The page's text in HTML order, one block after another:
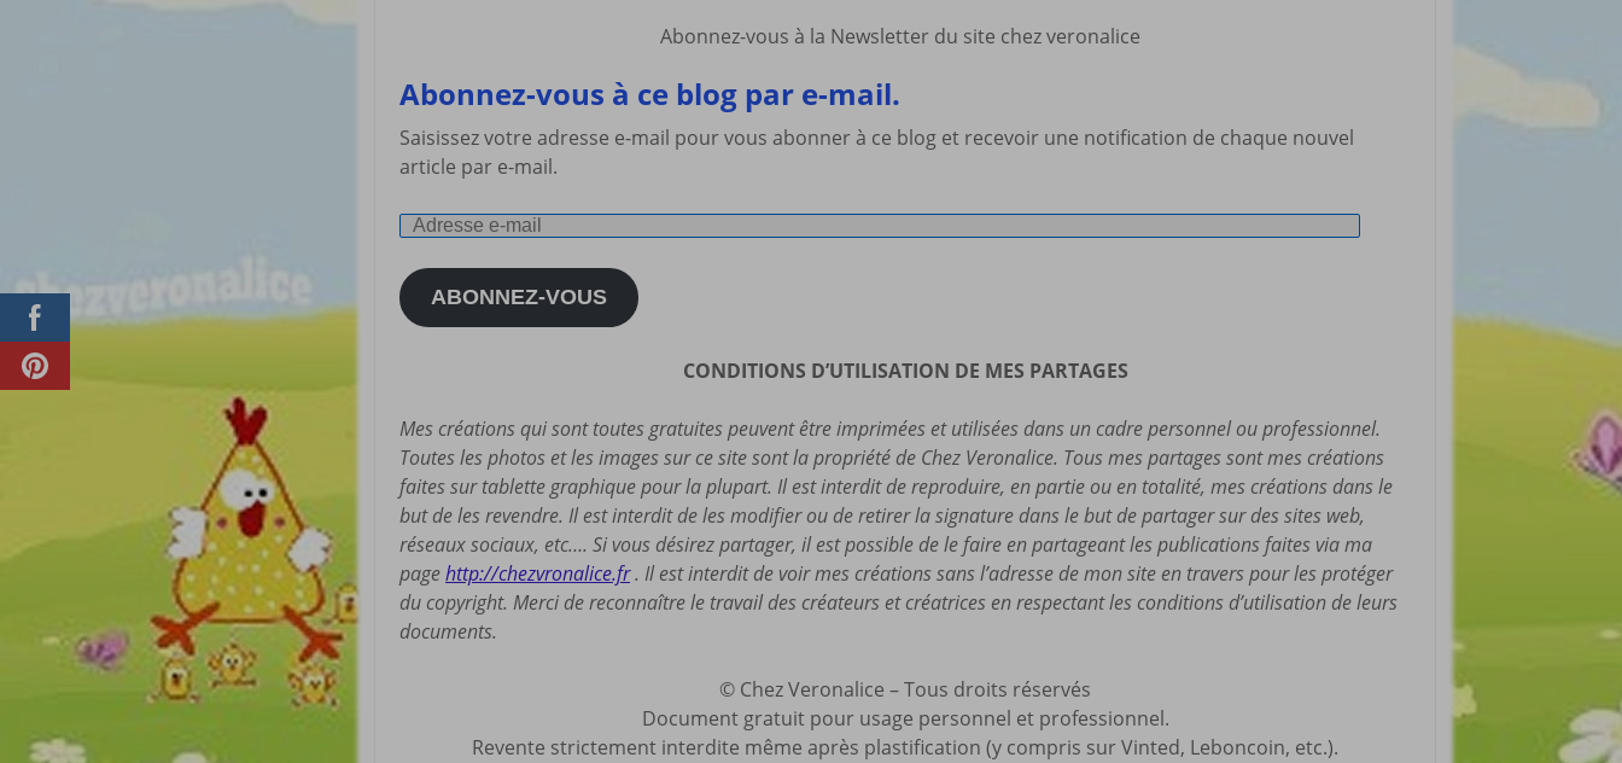
Abonnez-vous à la Newsletter du site chez veronalice
Abonnez-vous à ce blog par e-mail.
Saisissez votre adresse e-mail pour vous abonner à ce blog et recevoir une notification de chaque nouvel
article par e-mail.
Adresse
mail
ABONNEZ-VOUS
CONDITIONS D’UTILISATION DE MES PARTAGES
Mes créations qui sont toutes gratuites peuvent être imprimées et utilisées dans un cadre personnel ou professionnel.
Toutes les photos et les images sur ce site sont la propriété de Chez Veronalice. Tous mes partages sont mes créations
faites sur tablette graphique pour la plupart. Il est interdit de reproduire, en partie ou en totalité, mes créations dans le
but de les revendre. Il est interdit de les modifier ou de retirer la signature dans le but de partager sur des sites web,
réseaux sociaux, etc…. Si vous désirez partager, il est possible de le faire en partageant les publications faites via ma
pagehttp://chezvronalice.fr. Il est interdit de voir mes créations sans l’adresse de mon site en travers pour les protéger
du copyright. Merci de reconnaître le travail des créateurs et créatrices en respectant les conditions d’utilisation de leurs
documents.
© Chez Veronalice – Tous droits réservés
Document gratuit pour usage personnel et professionnel.
Revente strictement interdite même après plastification (y compris sur Vinted, Leboncoin, etc.).